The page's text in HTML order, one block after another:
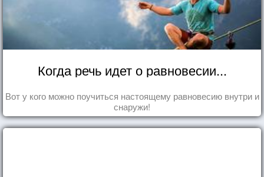
Когда речь идет о равновесии...
Вот у кого можно поучиться настоящему равновесию внутри и
снаружи!